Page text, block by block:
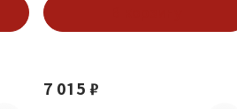
7 015 ₽